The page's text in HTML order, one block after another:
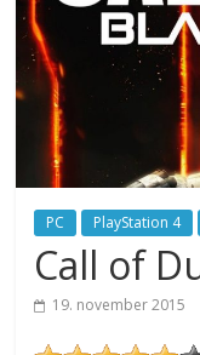
PC PlayStation 4
Call of
19. november 2015